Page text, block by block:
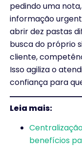
pedindo uma
informação
abrir dez pastas
busca do próprio
cliente,
Isso agiliza o
confiança para
Leia mais:
benefícios